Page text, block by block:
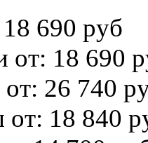
18 690 руб
от: 18 690
26 740
от: 18 840